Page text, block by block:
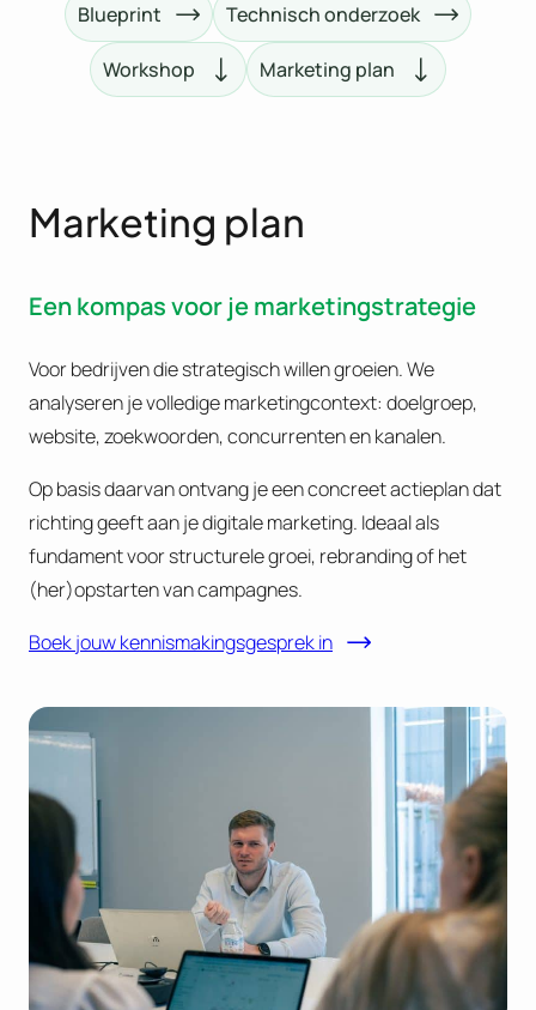
Blueprint Technisch onderzoek
Workshop Marketing plan
Marketing plan
Een kompas voor je marketingstrategie
Voor bedrijven die strategisch willen groeien. We
analyseren je volledige marketingcontext: doelgroep,
website, zoekwoorden, concurrenten en kanalen.
Op basis daarvan ontvang je een concreet actieplan dat
richting geeft aan je digitale marketing. Ideaal als
fundament voor structurele groei, rebranding of het
(her)opstarten van campagnes.
Boek jouw kennismakingsgesprek in